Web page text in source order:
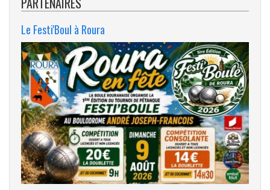
Le Festi'Boul à Roura